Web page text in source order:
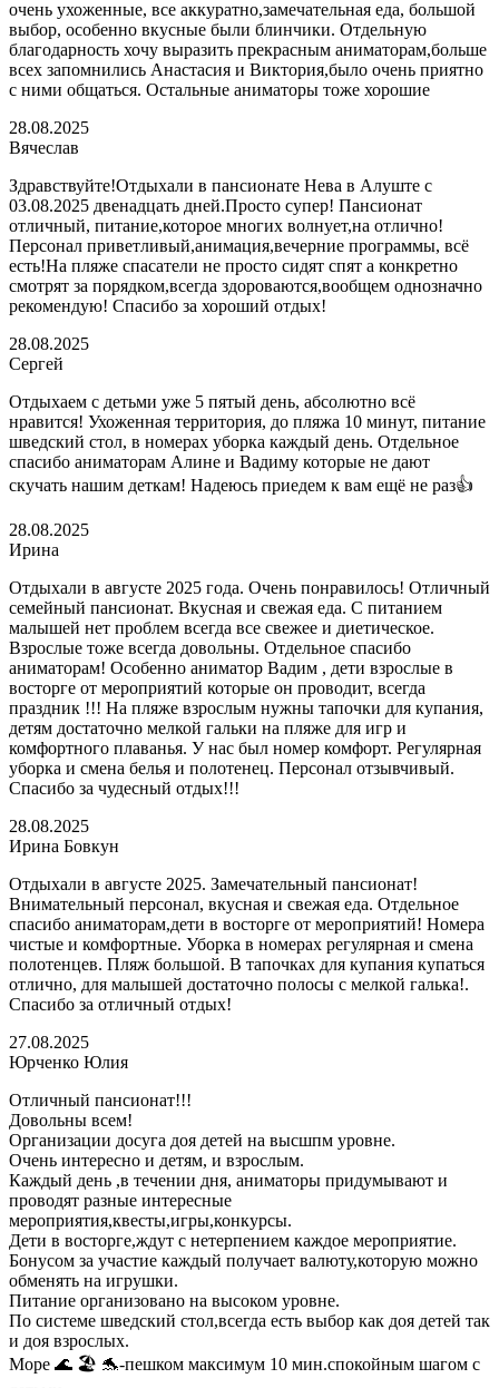
очень ухоженные, все аккуратно,замечательная еда, большой
выбор, особенно вкусные были блинчики. Отдельную
благодарность хочу выразить прекрасным аниматорам,больше
всех запомнились Анастасия и Виктория,было очень приятно
с ними общаться. Остальные аниматоры тоже хорошие
28.08.2025
Вячеслав
Здравствуйте!Отдыхали в пансионате Нева в Алуште с
03.08.2025 двенадцать дней.Просто супер! Пансионат
отличный, питание,которое многих волнует,на отлично!
Персонал приветливый,анимация,вечерние программы, всё
есть!На пляже спасатели не просто сидят спят а конкретно
смотрят за порядком,всегда здороваются,вообщем однозначно
рекомендую! Спасибо за хороший отдых!
28.08.2025
Сергей
Отдыхаем с детьми уже 5 пятый день, абсолютно всё
нравится! Ухоженная территория, до пляжа 10 минут, питание
шведский стол, в номерах уборка каждый день. Отдельное
спасибо аниматорам Алине и Вадиму которые не дают
скучать нашим деткам! Надеюсь приедем к вам ещё не раз👍
28.08.2025
Ирина
Отдыхали в августе 2025 года. Очень понравилось! Отличный
семейный пансионат. Вкусная и свежая еда. С питанием
малышей нет проблем всегда все свежее и диетическое.
Взрослые тоже всегда довольны. Отдельное спасибо
аниматорам! Особенно аниматор Вадим , дети взрослые в
восторге от мероприятий которые он проводит, всегда
праздник !!! На пляже взрослым нужны тапочки для купания,
детям достаточно мелкой гальки на пляже для игр и
комфортного плаванья. У нас был номер комфорт. Регулярная
уборка и смена белья и полотенец. Персонал отзывчивый.
Спасибо за чудесный отдых!!!
28.08.2025
Ирина Бовкун
Отдыхали в августе 2025. Замечательный пансионат!
Внимательный персонал, вкусная и свежая еда. Отдельное
спасибо аниматорам,дети в восторге от мероприятий! Номера
чистые и комфортные. Уборка в номерах регулярная и смена
полотенцев. Пляж большой. В тапочках для купания купаться
отлично, для малышей достаточно полосы с мелкой галька!.
Спасибо за отличный отдых!
27.08.2025
Юрченко Юлия
Отличный пансионат!!!
Довольны всем!
Организации досуга доя детей на высшпм уровне.
Очень интересно и детям, и взрослым.
Каждый день ,в течении дня, аниматоры придумывают и
проводят разные интересные
мероприятия,квесты,игры,конкурсы.
Дети в восторге,ждут с нетерпением каждое мероприятие.
Бонусом за участие каждый получает валюту,которую можно
обменять на игрушки.
Питание организовано на высоком уровне.
По системе шведский стол,всегда есть выбор как доя детей так
и доя взрослых.
Море 🌊 🏖 🐬-пешком максимум 10 мин.спокойным шагом с